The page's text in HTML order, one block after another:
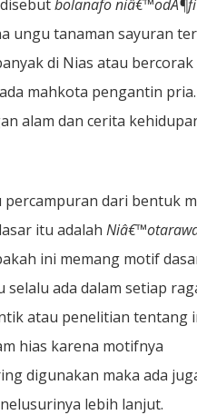
bolanafo niâ€™odÃ¶fi
ungu tanaman sayuran
di Nias atau bercorak
mahkota pengantin pria.
alam dan cerita
percampuran dari bentuk
itu adalah
ini memang motif
ada dalam setiap
atau penelitian tentang
hias karena motifnya
digunakan maka ada
lebih lanjut.